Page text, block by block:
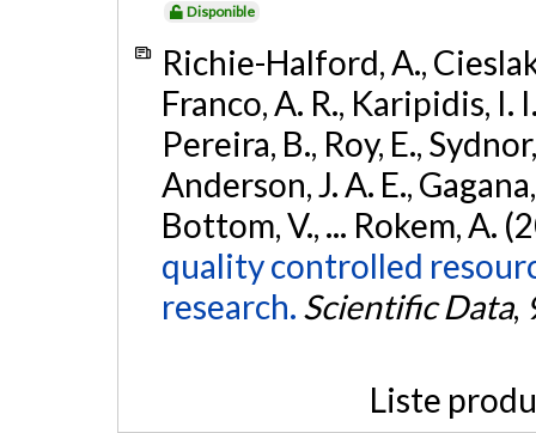
Disponible
Richie-Halford, A.,
Franco, A. R., Karipidis, I.
Pereira, B., Roy, E.,
Anderson, J. A. E.,
Bottom, V., ... Rokem, A.
quality controlled
research. Scientific Data,
Liste